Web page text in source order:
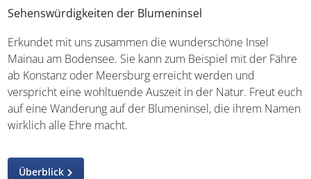
Sehenswürdigkeiten der Blumeninsel
Erkundet mit uns zusammen die wunderschöne Insel
Mainau am Bodensee. Sie kann zum Beispiel mit der
Fähre ab Konstanz oder Meersburg erreicht werden und
verspricht eine wohltuende Auszeit in der Natur. Freut
euch auf eine Wanderung auf der Blumeninsel, die ihrem
Namen wirklich alle Ehre macht.
Überblick